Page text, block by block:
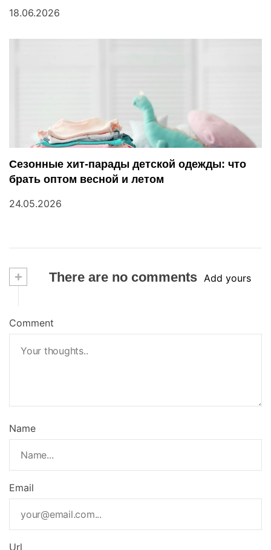
18.06.2026
Сезонные хит-парады детской одежды: что
брать оптом весной и летом
24.05.2026
+ There are no comments Add yours
Comment
Name
Email
Url